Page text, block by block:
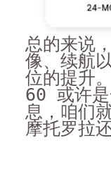
总的来说
像、续航
位的提升
60 或许是
息，咱们
摩托罗拉